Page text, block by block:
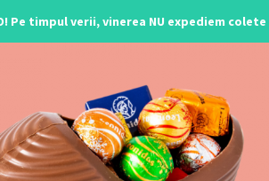
Pe timpul verii, vinerea NU expediem